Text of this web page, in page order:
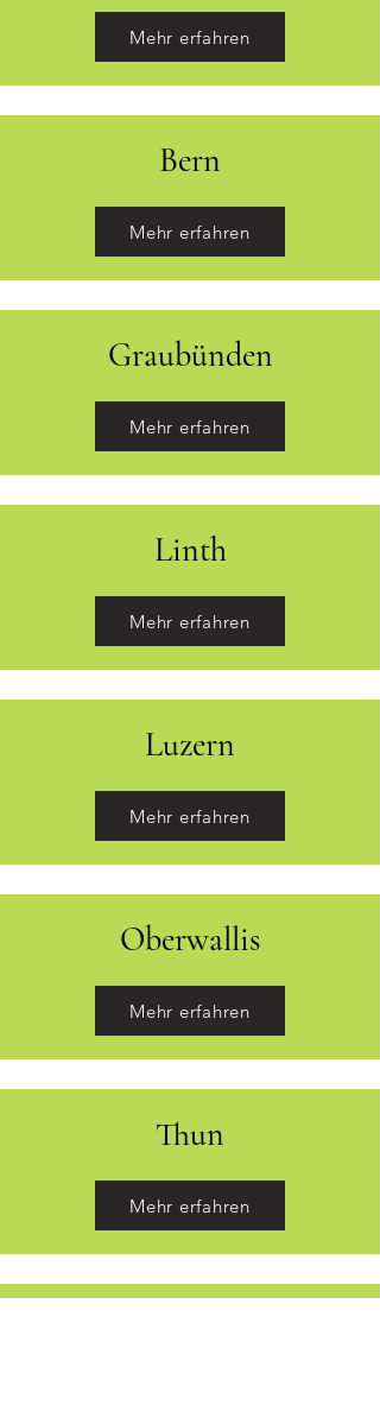
Mehr erfahren
Bern
Mehr erfahren
Graubünden
Mehr erfahren
Linth
Mehr erfahren
Luzern
Mehr erfahren
Oberwallis
Mehr erfahren
Thun
Mehr erfahren